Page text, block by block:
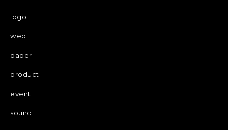
logo
web
paper
product
event
sound